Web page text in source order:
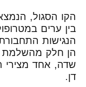
הקו הסגול,
בין ערים
הנגישות
הן חלק מהשלמת
שדה, אחד מצירי
דן.